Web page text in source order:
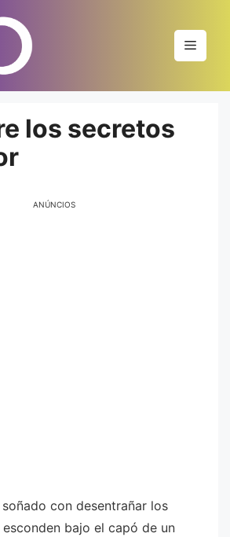
Menú
los secretos
ANÚNCIOS
con desentrañar los
bajo el capó de un